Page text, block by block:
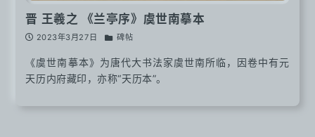
晋 王羲之 《兰亭序》虞世南摹本
2023年3月27日 碑帖
《虞世南摹本》为唐代大书法家虞世南所临，因卷中有元
天历内府藏印，亦称“天历本”。